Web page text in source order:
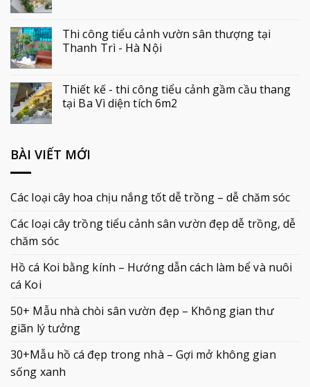
Thi công tiểu cảnh vườn sân thượng tại
Thanh Trì - Hà Nội
Thiết kế - thi công tiểu cảnh gầm cầu thang
tại Ba Vì diện tích 6m2
BÀI VIẾT MỚI
Các loại cây hoa chịu nắng tốt dễ trồng – dễ chăm sóc
Các loại cây trồng tiểu cảnh sân vườn đẹp dễ trồng, dễ
chăm sóc
Hồ cá Koi bằng kính – Hướng dẫn cách làm bể và nuôi
cá Koi
50+ Mẫu nhà chòi sân vườn đẹp – Không gian thư
giãn lý tưởng
30+Mẫu hồ cá đẹp trong nhà – Gợi mở không gian
sống xanh